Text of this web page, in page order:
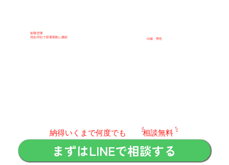
前職:営業
現在:同社で部署異動し継続
25歳・男性
​納得いくまで何度でも 相談無料
まずはLINEで相談する